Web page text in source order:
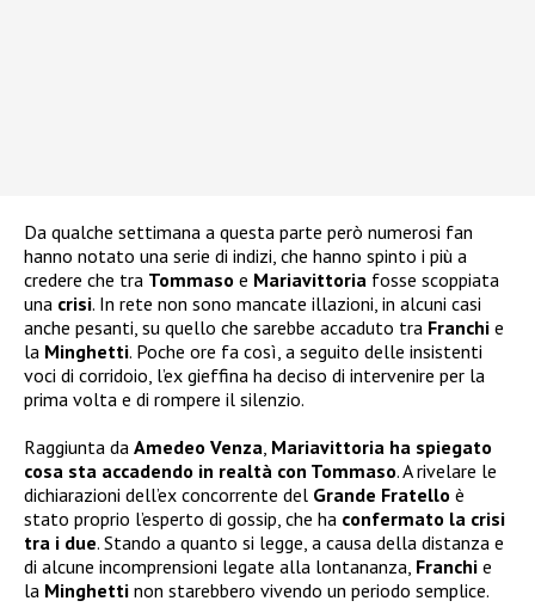
Da qualche settimana a questa parte però numerosi fan
hanno notato una serie di indizi, che hanno spinto i più a
credere che tra Tommaso e Mariavittoria fosse scoppiata
una crisi. In rete non sono mancate illazioni, in alcuni casi
anche pesanti, su quello che sarebbe accaduto tra Franchi e
la Minghetti. Poche ore fa così, a seguito delle insistenti
voci di corridoio, l’ex gieffina ha deciso di intervenire per la
prima volta e di rompere il silenzio.
Raggiunta da Amedeo Venza, Mariavittoria ha spiegato
cosa sta accadendo in realtà con Tommaso. A rivelare le
dichiarazioni dell’ex concorrente del Grande Fratello è
stato proprio l’esperto di gossip, che ha confermato la crisi
tra i due. Stando a quanto si legge, a causa della distanza e
di alcune incomprensioni legate alla lontananza, Franchi e
la Minghetti non starebbero vivendo un periodo semplice.